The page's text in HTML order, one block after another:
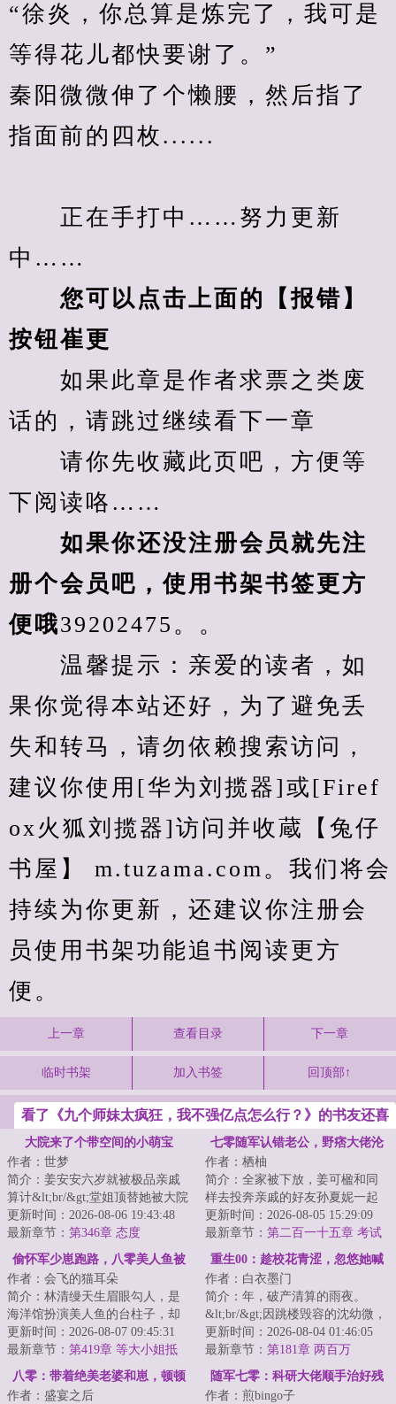
“徐炎，你总算是炼完了，我可是
等得花儿都快要谢了。”
秦阳微微伸了个懒腰，然后指了
指面前的四枚......
正在手打中……努力更新
中……
您可以点击上面的【报错】
按钮崔更
如果此章是作者求票之类废
话的，请跳过继续看下一章
请你先收藏此页吧，方便等
下阅读咯……
如果你还没注册会员就先注
册个会员吧，使用书架书签更方
便哦39202475。。
温馨提示：亲爱的读者，如
果你觉得本站还好，为了避免丢
失和转马，请勿依赖搜索访问，
建议你使用[华为刘揽器]或[Firef
ox火狐刘揽器]访问并收蔵【兔仔
书屋】 m.tuzama.com。我们将会
持续为你更新，还建议你注册会
员使用书架功能追书阅读更方
便。
上一章 查看目录 下一章
临时书架 加入书签 回顶部↑
看了《九个师妹太疯狂，我不强亿点怎么行？》的书友还喜
欢看
大院来了个带空间的小萌宝
作者：世梦
简介：姜安安六岁就被极品亲戚
算计&lt;br/&gt;堂姐顶替她被大院
军官收养，三姑把她给痴傻继子
当童养媳。&...
更新时间：2026-08-06 19:43:48
最新章节： 第346章 态度
七零随军认错老公，野痞大佬沦
作者：栖柚
简介：全家被下放，姜可楹和同
样去投奔亲戚的好友孙夏妮一起
前往黑城。&lt;br/&gt;她只知道结
婚对象似乎...
更新时间：2026-08-05 15:29:09
最新章节： 第二百一十五章 考试
结束
偷怀军少崽跑路，八零美人鱼被
抓回狂宠
作者：会飞的猫耳朵
简介：林清缦天生眉眼勾人，是
海洋馆扮演美人鱼的台柱子，却
穿书到八零年代小渔村，成了黑
胖恶毒女配。一...
更新时间：2026-08-07 09:45:31
最新章节： 第419章 等大小姐抵
达，她将……
重生00：趁校花青涩，忽悠她喊
老公
作者：白衣墨门
简介：年，破产清算的雨夜。
&lt;br/&gt;因跳楼毁容的沈幼微，
将手里仅有的几张百元纸币死死
塞进林阳手里...
更新时间：2026-08-04 01:46:05
最新章节： 第181章 两百万
八零：带着绝美老婆和崽，顿顿
吃肉！
作者：盛宴之后
随军七零：科研大佬顺手治好残
疾首长
作者：煎bingo子